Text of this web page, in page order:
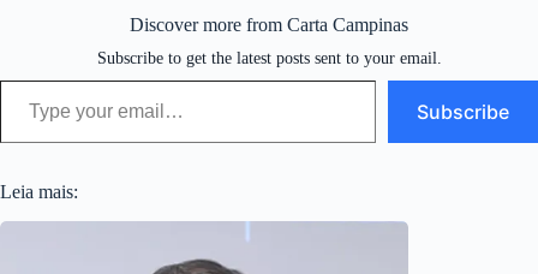
Discover more from Carta Campinas
Subscribe to get the latest posts sent to your email.
Type your email…
Subscribe
Leia mais: